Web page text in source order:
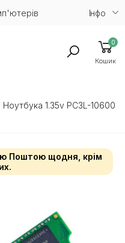
Iнфо
0
Кошик
1.35v PC3L-10600
Поштою щодня, крім